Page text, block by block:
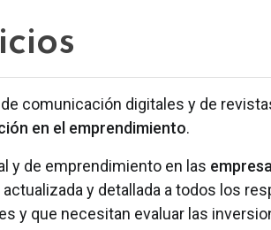
comunicación digitales y de
en el emprendimiento.
y de emprendimiento en las
y detallada a todos los
y que necesitan evaluar las